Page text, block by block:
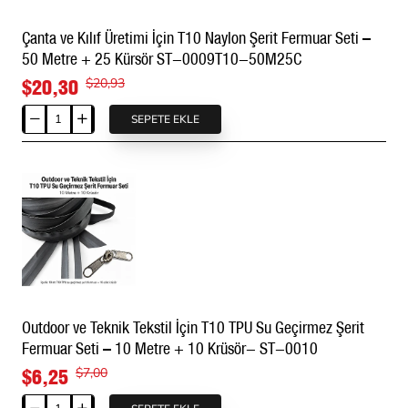
Evet. Türkçe ürün sınıflandırmasında fermuar tipi Tip 20
olarak belirtilmelidir.
Branda fermuarı değişiminde
kullanılabilir mi?
Mevcut uygulamadaki fermuar yapısı, dikiş hattı ve kullanım
beklentisi T20 naylon şerit fermuarla uyumluysa
kullanılabilir. Kesimden önce eski fermuar hattının ölçülmesi
ve kısa bir prova yapılması önerilir.
Fermuar bez rengi nedir?
Bu ürün için mevcut seçenek Siyah - 322 olarak
belirtilmiştir. Farklı renk ihtiyacında özel üretim koşulları
–
20
Metre
+
10
Krüsör-
0009T10-
20M10C
Çanta ve Kılıf Üretimi İçin T10 Naylon Şerit Fermuar Seti –
50 Metre + 25 Kürsör ST-0009T10-50M25C
$20,30 $20,93
Çanta
ve
Üretimi
İçin
T10
Naylon
Şerit
Fermuar
–
50
Metre
+
SEPETE EKLE
Outdoor ve Teknik Tekstil İçin T10 TPU Su Geçirmez Şerit
Fermuar Seti – 10 Metre + 10 Krüsör- ST-0010
$6,25 $7,00